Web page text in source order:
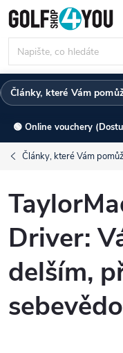
Přejít
na
obsah
Články, které Vám
🟢 Online vouchery
Články, které Vám
Driver:
delším,